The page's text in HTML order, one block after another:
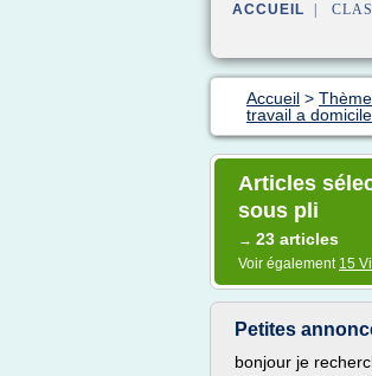
ACCUEIL |
Accueil >
travail a
Articles
sous pli
→ 23 articles
Voir également 15
Petites
bonjour je